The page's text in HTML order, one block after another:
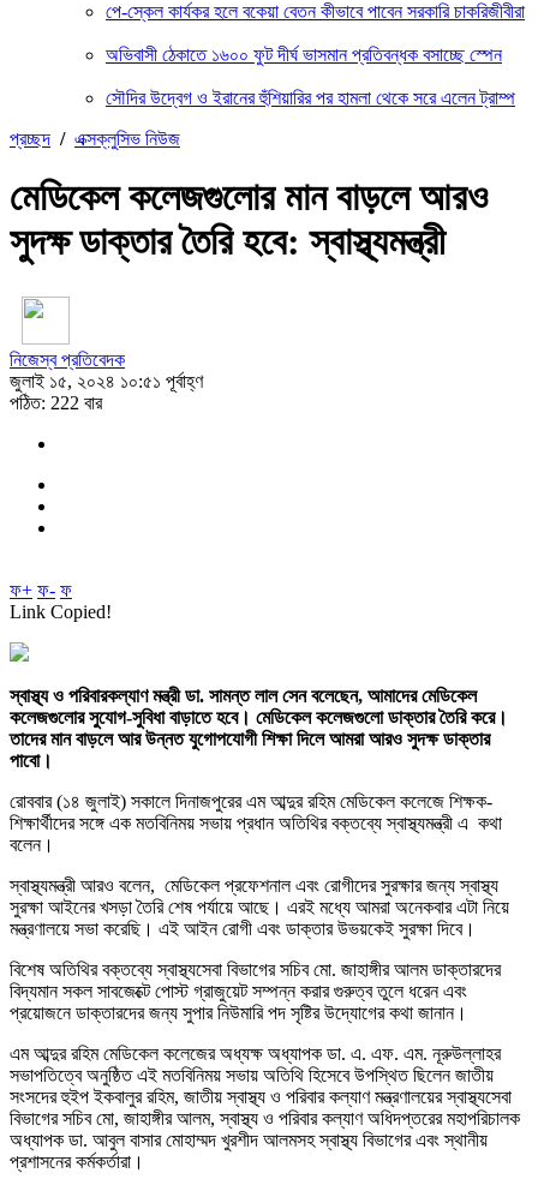
পে-স্কেল কার্যকর হলে বকেয়া বেতন কীভাবে পাবেন সরকারি চাকরিজীবীরা
অভিবাসী ঠেকাতে ১৬০০ ফুট দীর্ঘ ভাসমান প্রতিবন্ধক বসাচ্ছে স্পেন
সৌদির উদ্বেগ ও ইরানের হুঁশিয়ারির পর হামলা থেকে সরে এলেন ট্রাম্প
প্রচ্ছদ / এক্সক্লুসিভ নিউজ
মেডিকেল কলেজগুলোর মান বাড়লে আরও
সুদক্ষ ডাক্তার তৈরি হবে: স্বাস্থ্যমন্ত্রী
নিজেস্ব প্রতিবেদক
জুলাই ১৫, ২০২৪ ১০:৫১ পূর্বাহ্ণ
পঠিত: 222 বার
ফ+ ফ- ফ
Link Copied!
স্বাস্থ্য ও পরিবারকল্যাণ মন্ত্রী ডা. সামন্ত লাল সেন বলেছেন, আমাদের মেডিকেল
কলেজগুলোর সুযোগ-সুবিধা বাড়াতে হবে। মেডিকেল কলেজগুলো ডাক্তার তৈরি করে।
তাদের মান বাড়লে আর উন্নত যুগোপযোগী শিক্ষা দিলে আমরা আরও সুদক্ষ ডাক্তার
পাবো।
রোববার (১৪ জুলাই) সকালে দিনাজপুরের এম আব্দুর রহিম মেডিকেল কলেজে শিক্ষক-
শিক্ষার্থীদের সঙ্গে এক মতবিনিময় সভায় প্রধান অতিথির বক্তব্যে স্বাস্থ্যমন্ত্রী এ কথা
বলেন।
স্বাস্থ্যমন্ত্রী আরও বলেন, মেডিকেল প্রফেশনাল এবং রোগীদের সুরক্ষার জন্য স্বাস্থ্য
সুরক্ষা আইনের খসড়া তৈরি শেষ পর্যায়ে আছে। এরই মধ্যে আমরা অনেকবার এটা নিয়ে
মন্ত্রণালয়ে সভা করেছি। এই আইন রোগী এবং ডাক্তার উভয়কেই সুরক্ষা দিবে।
বিশেষ অতিথির বক্তব্যে স্বাস্থ্যসেবা বিভাগের সচিব মো. জাহাঙ্গীর আলম ডাক্তারদের
বিদ্যমান সকল সাবজেক্টে পোস্ট গ্রাজুয়েট সম্পন্ন করার গুরুত্ব তুলে ধরেন এবং
প্রয়োজনে ডাক্তারদের জন্য সুপার নিউমারি পদ সৃষ্টির উদ্যোগের কথা জানান।
এম আব্দুর রহিম মেডিকেল কলেজের অধ্যক্ষ অধ্যাপক ডা. এ. এফ. এম. নূরুউল্লাহর
সভাপতিত্বে অনুষ্ঠিত এই মতবিনিময় সভায় অতিথি হিসেবে উপস্থিত ছিলেন জাতীয়
সংসদের হুইপ ইকবালুর রহিম, জাতীয় স্বাস্থ্য ও পরিবার কল্যাণ মন্ত্রণালয়ের স্বাস্থ্যসেবা
বিভাগের সচিব মো, জাহাঙ্গীর আলম, স্বাস্থ্য ও পরিবার কল্যাণ অধিদপ্তরের মহাপরিচালক
অধ্যাপক ডা. আবুল বাসার মোহাম্মদ খুরশীদ আলমসহ স্বাস্থ্য বিভাগের এবং স্থানীয়
প্রশাসনের কর্মকর্তারা।